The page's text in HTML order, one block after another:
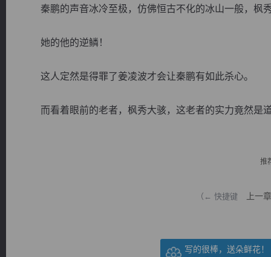
秦鹏的声音冰冷至极，仿佛恒古不化的冰山一般，枫
她的他的逆鳞！
这人定然是得罪了姜凌波才会让秦鹏有如此杀心。
而看着眼前的老者，枫秀大骇，这老者的实力竟然是
推
（← 快捷键 上一章
写的很棒，送朵鲜花！